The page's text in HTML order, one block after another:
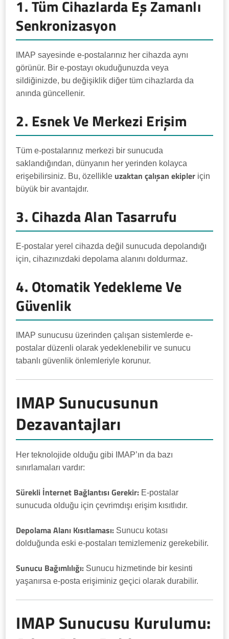
1. Tüm Cihazlarda Eş Zamanlı
Senkronizasyon
IMAP sayesinde e-postalarınız her cihazda aynı
görünür. Bir e-postayı okuduğunuzda veya
sildiğinizde, bu değişiklik diğer tüm cihazlarda da
anında güncellenir.
2. Esnek Ve Merkezi Erişim
Tüm e-postalarınız merkezi bir sunucuda
saklandığından, dünyanın her yerinden kolayca
erişebilirsiniz. Bu, özellikle uzaktan çalışan ekipler için
büyük bir avantajdır.
3. Cihazda Alan Tasarrufu
E-postalar yerel cihazda değil sunucuda depolandığı
için, cihazınızdaki depolama alanını doldurmaz.
4. Otomatik Yedekleme Ve
Güvenlik
IMAP sunucusu üzerinden çalışan sistemlerde e-
postalar düzenli olarak yedeklenebilir ve sunucu
tabanlı güvenlik önlemleriyle korunur.
IMAP Sunucusunun
Dezavantajları
Her teknolojide olduğu gibi IMAP’ın da bazı
sınırlamaları vardır:
Sürekli İnternet Bağlantısı Gerekir: E-postalar
sunucuda olduğu için çevrimdışı erişim kısıtlıdır.
Depolama Alanı Kısıtlaması: Sunucu kotası
dolduğunda eski e-postaları temizlemeniz gerekebilir.
Sunucu Bağımlılığı: Sunucu hizmetinde bir kesinti
yaşanırsa e-posta erişiminiz geçici olarak durabilir.
IMAP Sunucusu Kurulumu: